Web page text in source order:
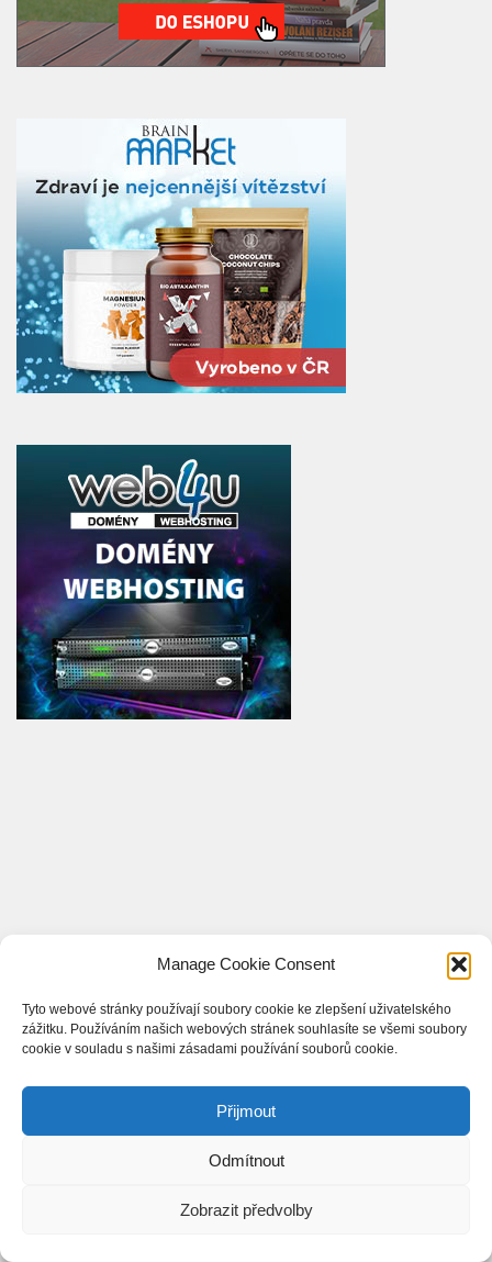
Manage Cookie Consent
Tyto webové stránky používají soubory cookie ke zlepšení uživatelského
zážitku. Používáním našich webových stránek souhlasíte se všemi soubory
cookie v souladu s našimi zásadami používání souborů cookie.
Přijmout
Odmítnout
Zobrazit předvolby